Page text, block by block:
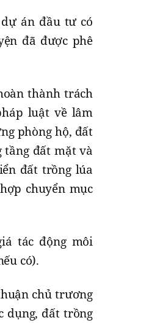
án đầu tư có
đã được phê
thành trách
luật về lâm
phòng hộ, đất
tầng đất mặt và
đất trồng lúa
chuyển mục
tác động môi
có).
chủ trương
dụng, đất trồng